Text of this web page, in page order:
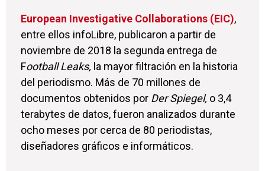
European Investigative Collaborations (EIC),
entre ellos infoLibre, publicaron a partir de
noviembre de 2018 la segunda entrega de
Football Leaks, la mayor filtración en la historia
del periodismo. Más de 70 millones de
documentos obtenidos por Der Spiegel, o 3,4
terabytes de datos, fueron analizados durante
ocho meses por cerca de 80 periodistas,
diseñadores gráficos e informáticos.